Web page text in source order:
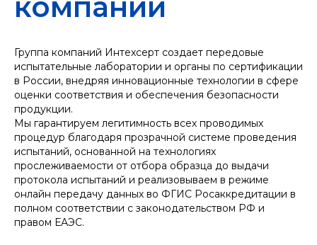
компаний
Группа компаний Интехсерт создает передовые
испытательные лаборатории и органы по сертификации
в России, внедряя инновационные технологии в сфере
оценки соответствия и обеспечения безопасности
продукции.
Мы гарантируем легитимность всех проводимых
процедур благодаря прозрачной системе проведения
испытаний, основанной на технологиях
прослеживаемости от отбора образца до выдачи
протокола испытаний и реализовываем в режиме
онлайн передачу данных во ФГИС Росаккредитации в
полном соответствии с законодательством РФ и
правом ЕАЭС.